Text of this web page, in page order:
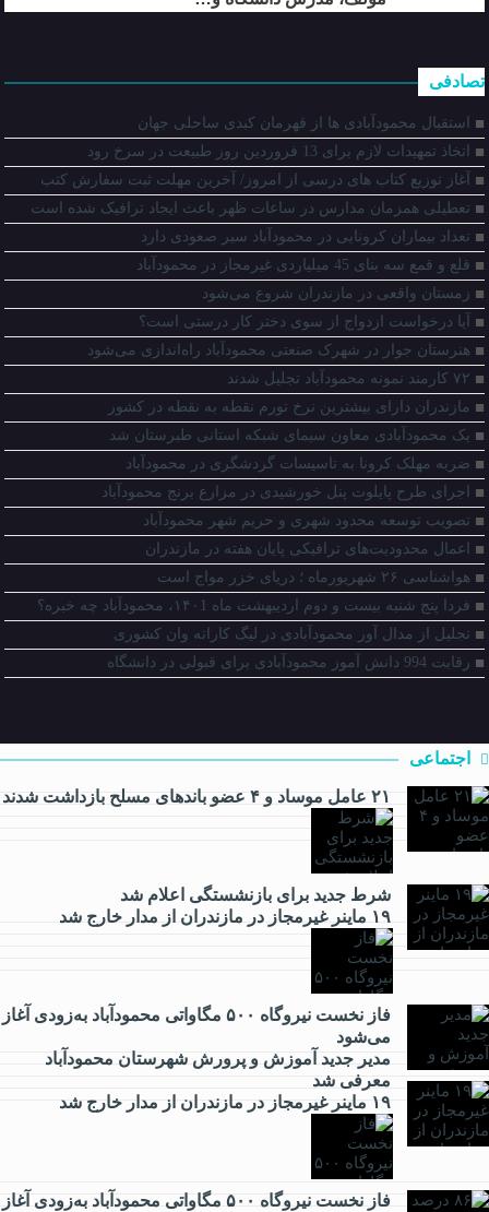
تصادفی
استقبال محمودآبادی ها از قهرمان کبدی ساحلی جهان
اتخاذ تمهیدات لازم برای 13 فروردین روز طبیعت در سرخ رود
آغاز توزیع کتاب های درسی از امروز/ آخرین مهلت ثبت سفارش کتب
تعطیلی همزمان مدارس در ساعات ظهر باعث ایجاد ترافیک شده است
تعداد بیماران کرونایی در محمودآباد سیر صعودی دارد
قلع و قمع سه بنای 45 میلیاردی غیرمجاز در محمودآباد
زمستان واقعی در مازندران شروع می‌شود
آیا درخواست ازدواج از سوی دختر کار درستی است؟
هنرستان جوار در شهرک صنعتی محمودآباد راه‌اندازی می‌شود
۷۲ کارمند نمونه محمودآباد تجلیل شدند
مازندران دارای بیشترین نرخ تورم نقطه به نقطه در کشور
یک محمودآبادی معاون سیمای شبکه استانی طبرستان شد
ضربه مهلک کرونا به تاسیسات گردشگری در محمودآباد
اجرای طرح پایلوت پنل‌ خورشیدی در مزارع برنج محمودآباد
تصویب توسعه محدود شهری و حریم شهر محمودآباد
اعمال محدودیت‌های ترافیکی پایان هفته در مازندران
هواشناسی ۲۶ شهریورماه ؛ دریای خزر مواج است
فردا پنج شنبه بیست و دوم اردیبهشت ماه ۱۴۰1، محمودآباد چه خبره؟
تجلیل از مدال آور محمودآبادی در لیگ کاراته وان کشوری
رقابت 994 دانش آموز محمودآبادی برای قبولی در دانشگاه
اجتماعی
۲۱ عامل موساد و ۴ عضو باند‌های مسلح بازداشت شدند
شرط جدید برای بازنشستگی اعلام شد
۱۹ ماینر غیرمجاز در مازندران از مدار خارج شد
فاز نخست نیروگاه ۵۰۰ مگاواتی محمودآباد به‌زودی آغاز
می‌شود
مدیر جدید آموزش و پرورش شهرستان محمودآباد
معرفی شد
اقتصادی
۱۹ ماینر غیرمجاز در مازندران از مدار خارج شد
فاز نخست نیروگاه ۵۰۰ مگاواتی محمودآباد به‌زودی آغاز
فرهنگی
ورزشی